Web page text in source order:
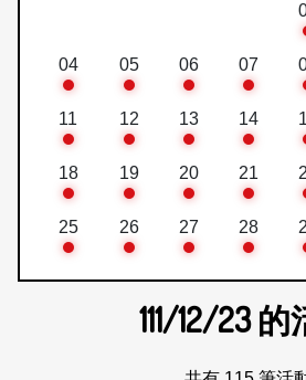
04 05 06 07
11 12 13 14
18 19 20 21
25 26 27 28
111/12/23的